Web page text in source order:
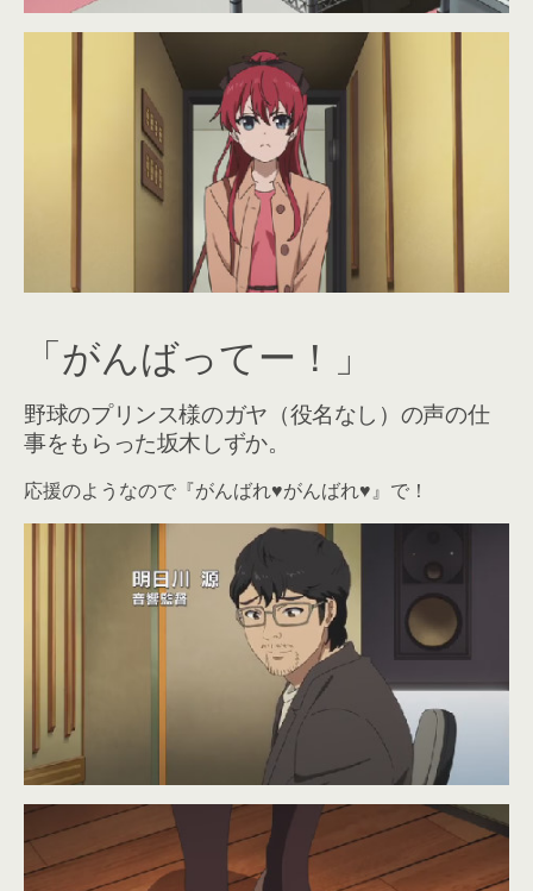
「がんばってー！」
野球のプリンス様のガヤ（役名なし）の声の仕
事をもらった坂木しずか。
応援のようなので『がんばれ♥がんばれ♥』で！